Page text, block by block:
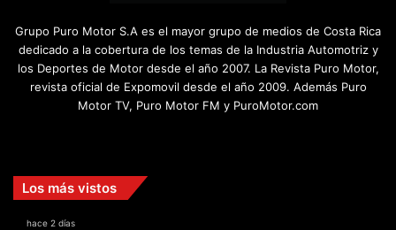
Grupo Puro Motor S.A es el mayor grupo de medios de Costa Rica
dedicado a la cobertura de los temas de la Industria Automotriz y
los Deportes de Motor desde el año 2007. La Revista Puro Motor,
revista oficial de Expomovil desde el año 2009. Además Puro
Motor TV, Puro Motor FM y PuroMotor.com
Los más vistos
hace 2 días